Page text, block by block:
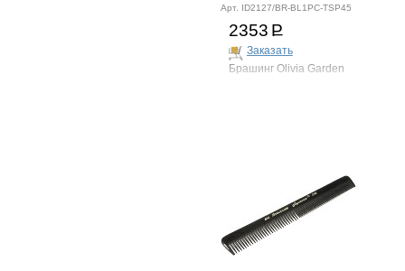
Арт. ID2127/BR-BL1PC-TSP45
2353 Р
Заказать
Брашинг Olivia Garden